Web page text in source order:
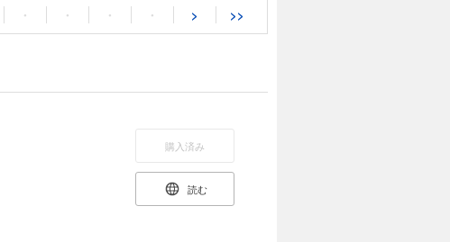
・ ・ ・ ・ > >>
購入済み
読む